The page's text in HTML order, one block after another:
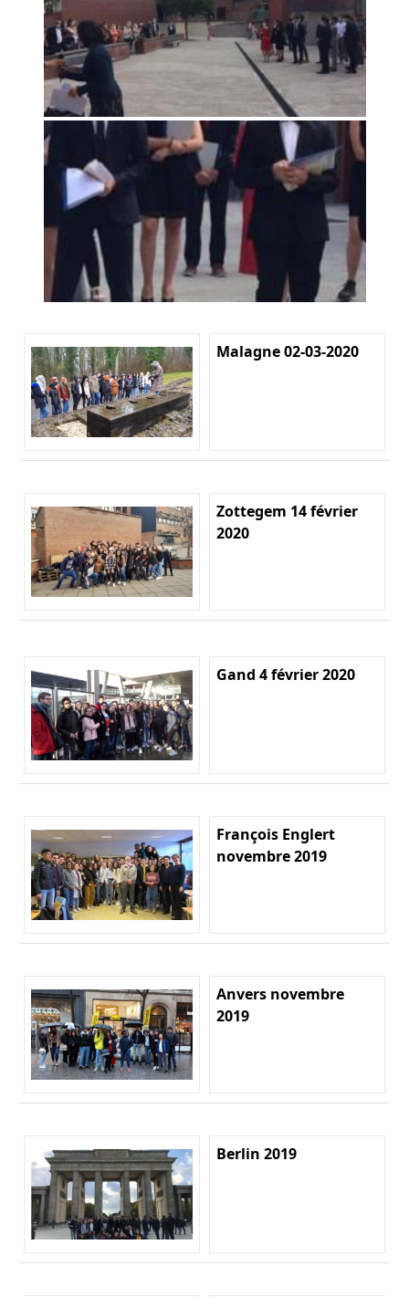
Malagne 02-03-2020
Zottegem 14 février
2020
Gand 4 février 2020
François Englert
novembre 2019
Anvers novembre
2019
Berlin 2019